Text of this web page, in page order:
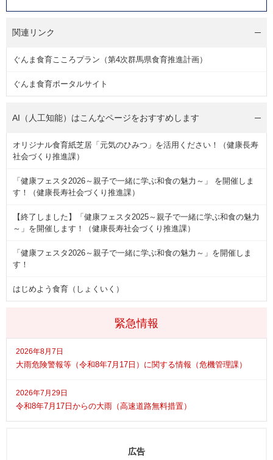
緊急情報
2026年8月7日
大雨危険警報等（令和8年7月17日）に関する情報（危機管理課）
2026年7月29日
令和8年7月17日からの大雨（高速道路無料措置）
関連リンク
ぐんま食育こころプラン（第4次群馬県食育推進計画）
ぐんま食育ポータルサイト
AI（人工知能）はこんなページをおすすめします
オリジナル食育紙芝居「元気のひみつ」を活用ください！（健康長寿
社会づくり推進課）
「健康フェスタ2026～親子で一緒に学ぶ和食の魅力～」 を開催しま
す！（健康長寿社会づくり推進課）
【終了しました】「健康フェスタ2025～親子で一緒に学ぶ和食の魅力
～」を開催します！（健康長寿社会づくり推進課）
「健康フェスタ2026～親子で一緒に学ぶ和食の魅力～」を開催しま
す！
はじめよう食育（しょくいく）
広告